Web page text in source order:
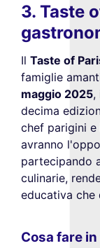
3. Taste
Il Taste of
famiglie
maggio 2025,
decima
chef parigini
avranno
partecipando
culinarie,
educativa che
Cosa fare